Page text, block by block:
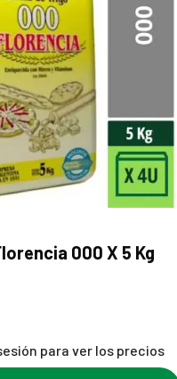
000 X 5 Kg
para ver los precios